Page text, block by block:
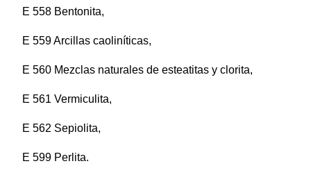
E 558 Bentonita,
E 559 Arcillas caoliníticas,
E 560 Mezclas naturales de esteatitas y clorita,
E 561 Vermiculita,
E 562 Sepiolita,
E 599 Perlita.